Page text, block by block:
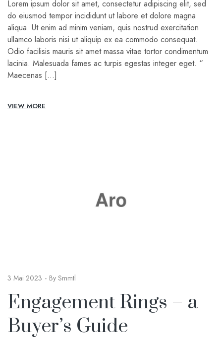
Lorem ipsum dolor sit amet, consectetur adipiscing elit, sed
do eiusmod tempor incididunt ut labore et dolore magna
aliqua. Ut enim ad minim veniam, quis nostrud exercitation
ullamco laboris nisi ut aliquip ex ea commodo consequat.
Odio facilisis mauris sit amet massa vitae tortor condimentum
lacinia. Malesuada fames ac turpis egestas integer eget. “
Maecenas […]
VIEW MORE
3 Mai 2023 By Smmtl
Engagement Rings – a
Buyer’s Guide